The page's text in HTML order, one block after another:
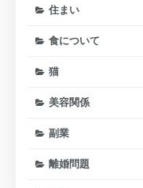
住まい
食について
猫
美容関係
副業
離婚問題